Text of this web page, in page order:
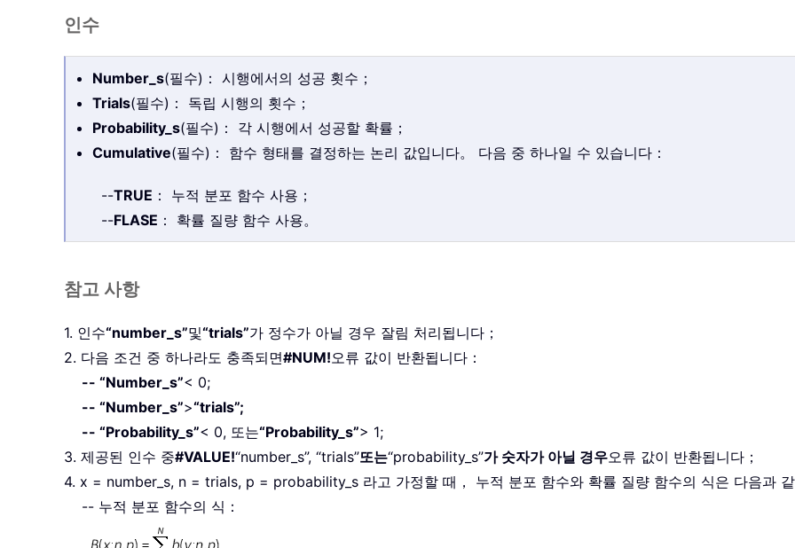
인수
Number_s(필수)： 시행에서의 성공 횟수；
Trials(필수)： 독립 시행의 횟수；
Probability_s(필수)： 각 시행에서 성공할 확률；
Cumulative(필수)： 함수 형태를 결정하는 논리 값입니다。 다음 중 하나일 수 있습니다：
--TRUE ： 누적 분포 함수 사용；
--FLASE ： 확률 질량 함수 사용。
참고 사항
1. 인수“number_s”및“trials”가 정수가 아닐 경우 잘림 처리됩니다；
2. 다음 조건 중 하나라도 충족되면#NUM!오류 값이 반환됩니다：
-- “Number_s”< 0;
-- “Number_s”>“trials”;
-- “Probability_s”< 0, 또는“Probability_s”> 1;
3. 제공된 인수 중#VALUE!“number_s”, “trials”또는“probability_s”가 숫자가 아닐 경우오류 값이 반환됩니다；
4. x = number_s, n = trials, p = probability_s 라고 가정할 때， 누적 분포 함수와 확률 질량 함수의 식은 다음과 같
-- 누적 분포 함수의 식：